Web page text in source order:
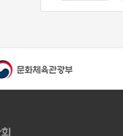
#부산 민속놀이